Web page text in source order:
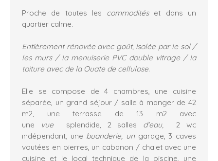
Proche de toutes les commoditéset dans un
quartier calme.
Entièrement rénovée avec goût, isolée par le sol /
les murs / la menuiserie PVC double vitrage / la
toiture avec de la Ouate de cellulose.
Elle se compose de 4 chambres, une cuisine
séparée, un grand séjour / salle à manger de 42
m2, une terrasse de 13 m2 avec
une
vue splendide, 2 salles d'eau, 2 wc
indépendant, une buanderie, un garage, 3 caves
voutées en pierres, un cabanon / chalet avec une
cuisine et le local technique de la piscine, une